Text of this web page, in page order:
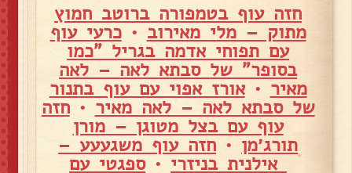
חזה עוף בטמפורה ברוטב חמוץ
מתוק – מלי מאירוב •כרעי עוף
עם תפוחי אדמה בגריל "כמו
בסופר" של סבתא לאה – לאה
מאיר •אורז אפוי עם עוף בתנור
של סבתא לאה – לאה מאיר •חזה
עוף עם בצל מטוגן – מורן
תורג׳מן • חזה עוף משגעעע –
אילנית בניזרי •ספגטי עם